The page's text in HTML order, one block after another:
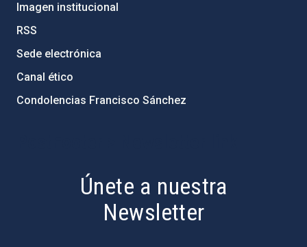
Imagen institucional
RSS
Sede electrónica
Canal ético
Condolencias Francisco Sánchez
Únete a nuestra
Newsletter